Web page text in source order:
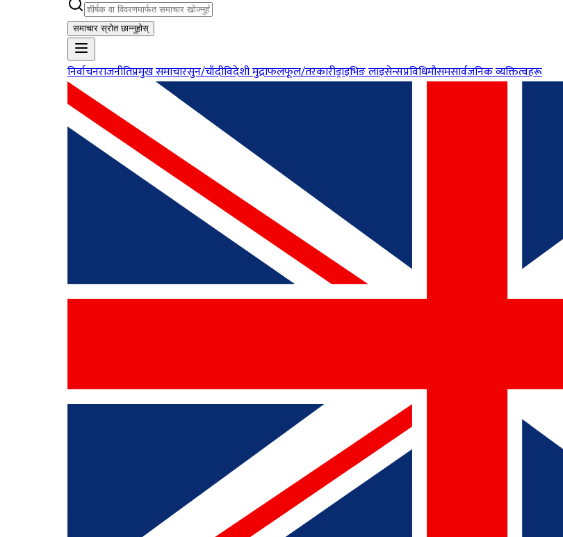
समाचार स्रोत छान्नुहोस्
निर्वाचनराजनीतिप्रमुख समाचारसुन/चाँदीविदेशी मुद्राफलफूल/तरकारीड्राइभिङ लाइसेन्सप्रविधिमौसमसार्वजनिक व्यक्तित्वहरू